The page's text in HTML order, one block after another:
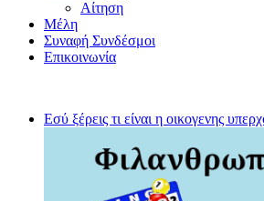
Αίτηση
Μέλη
Συναφή Συνδέσμοι
Επικοινωνία
Εσύ ξέρεις τι είναι η οικογενης